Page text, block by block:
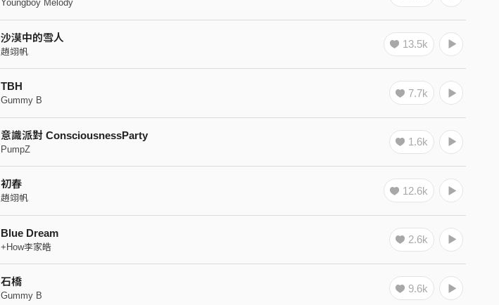
Youngboy Melody
沙漠中的雪人
趙翊帆
13.5k
TBH
Gummy B
7.7k
意識派對 ConsciousnessParty
PumpZ
1.6k
初春
趙翊帆
12.6k
Blue Dream
+How李家皓
2.6k
石橋
Gummy B
9.6k